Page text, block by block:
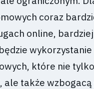
coraz
online, bardziej
wykorzystanie
które nie tylko
ale także wzbogacą